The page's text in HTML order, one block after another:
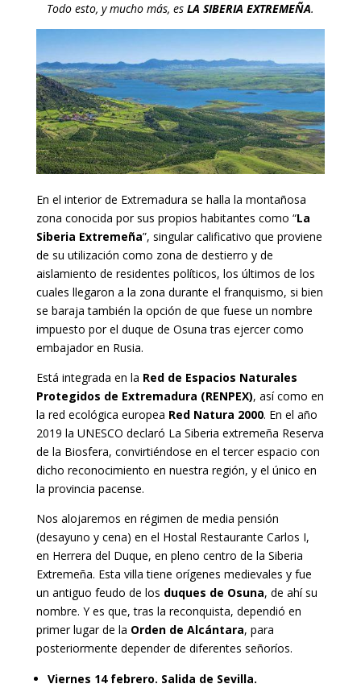
Todo esto, y mucho más, es LA SIBERIA EXTREMEÑA.
En el interior de Extremadura se halla la montañosa
zona conocida por sus propios habitantes como “La
Siberia Extremeña”, singular calificativo que proviene
de su utilización como zona de destierro y de
aislamiento de residentes políticos, los últimos de los
cuales llegaron a la zona durante el franquismo, si bien
se baraja también la opción de que fuese un nombre
impuesto por el duque de Osuna tras ejercer como
embajador en Rusia.
Está integrada en la Red de Espacios Naturales
Protegidos de Extremadura (RENPEX), así como en
la red ecológica europea Red Natura 2000. En el año
2019 la UNESCO declaró La Siberia extremeña Reserva
de la Biosfera, convirtiéndose en el tercer espacio con
dicho reconocimiento en nuestra región, y el único en
la provincia pacense.
Nos alojaremos en régimen de media pensión
(desayuno y cena) en el Hostal Restaurante Carlos I,
en Herrera del Duque, en pleno centro de la Siberia
Extremeña. Esta villa tiene orígenes medievales y fue
un antiguo feudo de los duques de Osuna, de ahí su
nombre. Y es que, tras la reconquista, dependió en
primer lugar de la Orden de Alcántara, para
posteriormente depender de diferentes señoríos.
Viernes 14 febrero. Salida de Sevilla.